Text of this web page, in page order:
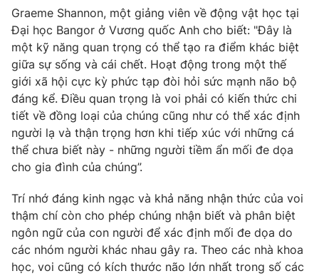
Chất lượng cuộc sống
Học trực tuyến
Công nghệ
Hitech Công nghệ tương lai
Sản phẩm
Thị trường
Tư vấn
Giao lưu trực tuyến
Lịch phát sóng
Chuyên mục khác
Emagazine
Photo Infographic
Video Shorts video
Graeme Shannon, một giảng viên về động vật học tại
Đại học Bangor ở Vương quốc Anh cho biết: "Đây là
một kỹ năng quan trọng có thể tạo ra điểm khác biệt
giữa sự sống và cái chết. Hoạt động trong một thế
giới xã hội cực kỳ phức tạp đòi hỏi sức mạnh não bộ
đáng kể. Điều quan trọng là voi phải có kiến ​​thức chi
tiết về đồng loại của chúng cũng như có thể xác định
người lạ và thận trọng hơn khi tiếp xúc với những cá
thể chưa biết này - những người tiềm ẩn mối đe dọa
cho gia đình của chúng”.
Trí nhớ đáng kinh ngạc và khả năng nhận thức của voi
thậm chí còn cho phép chúng nhận biết và phân biệt
ngôn ngữ của con người để xác định mối đe dọa do
các nhóm người khác nhau gây ra. Theo các nhà khoa
học, voi cũng có kích thước não lớn nhất trong số các